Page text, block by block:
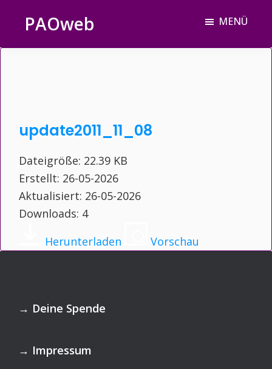
Inhalt
springen
Seitenspalte
springen
Fußzeile
springen
PAOweb MENÜ
update2011_11_08
Dateigröße: 22.39 KB
Erstellt: 26-05-2026
Aktualisiert: 26-05-2026
Downloads: 4
Herunterladen
Vorschau
Footer
→ Deine Spende
→ Impressum